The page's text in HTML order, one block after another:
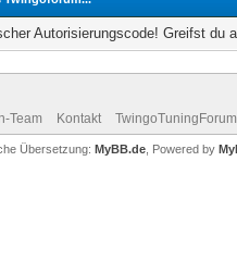
Autorisierungscode! Greifst du
Team Kontakt
Übersetzung: MyBB.de, Powered by